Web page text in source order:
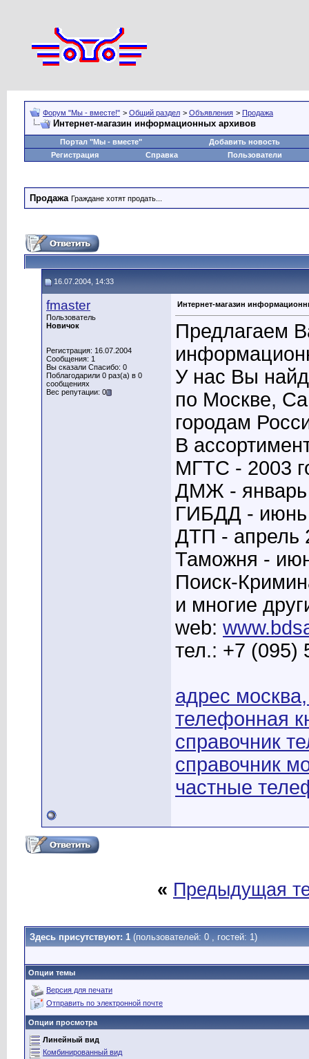
Форум "Мы - вместе!" > Общий раздел > Объявления > Продажа
Интернет-магазин информационных архивов
Портал "Мы - вместе"
Добавить новость
Регистрация
Справка Пользователи
Продажа Граждане хотят продать...
16.07.2004, 14:33
fmaster
Пользователь
Новичок
Регистрация: 16.07.2004
Сообщения: 1
Вы сказали Спасибо: 0
Поблагодарили 0 раз(а) в 0
сообщениях
Вес репутации: 0
Интернет-магазин
Предлагаем
У нас Вы
по Москве,
городам
В
МГТС - 2003
ДМЖ - январь
ГИБДД - июнь
ДТП - апрель
Таможня -
Поиск-
и многие
web:
тел.: +7 (095)
адрес
телефонная
справочник
справочник
частные
« Предыдущая
Здесь присутствуют: 1 (пользователей: 0 , гостей: 1)
Опции темы
Версия для печати
Отправить по электронной почте
Опции просмотра
Линейный вид
Комбинированный вид